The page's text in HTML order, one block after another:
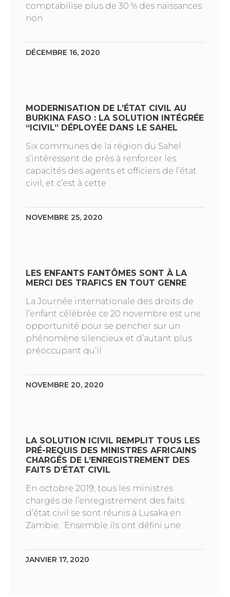
comptabilise plus de 30 % des naissances
non
DÉCEMBRE 16, 2020
MODERNISATION DE L’ÉTAT CIVIL AU
BURKINA FASO : LA SOLUTION INTÉGRÉE
“ICIVIL” DÉPLOYÉE DANS LE SAHEL
Six communes de la région du Sahel
s’intéressent de près à renforcer les
capacités des agents et officiers de l’état
civil, et c’est à cette
NOVEMBRE 25, 2020
LES ENFANTS FANTÔMES SONT À LA
MERCI DES TRAFICS EN TOUT GENRE
La Journée internationale des droits de
l’enfant célébrée ce 20 novembre est une
opportunité pour se pencher sur un
phénomène silencieux et d’autant plus
préoccupant qu’il
NOVEMBRE 20, 2020
LA SOLUTION ICIVIL REMPLIT TOUS LES
PRÉ-REQUIS DES MINISTRES AFRICAINS
CHARGÉS DE L’ENREGISTREMENT DES
FAITS D’ÉTAT CIVIL
En octobre 2019, tous les ministres
chargés de l’enregistrement des faits
d’état civil se sont réunis à Lusaka en
Zambie. Ensemble ils ont défini une
JANVIER 17, 2020